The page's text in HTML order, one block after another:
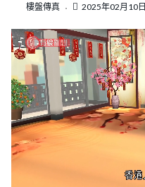
樓盤傳真 2025年02月10日